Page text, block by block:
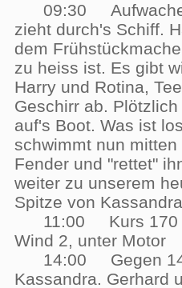
09:30 Aufwachen
zieht durch's Schiff.
dem
zu heiss ist. Es gibt
Harry und Rotina,
Geschirr ab.
auf's Boot. Was ist
schwimmt nun
Fender und "rettet"
weiter zu unserem
Spitze von
11:00 Kurs 170
Wind 2, unter
14:00 Gegen
Kassandra. Gerhard